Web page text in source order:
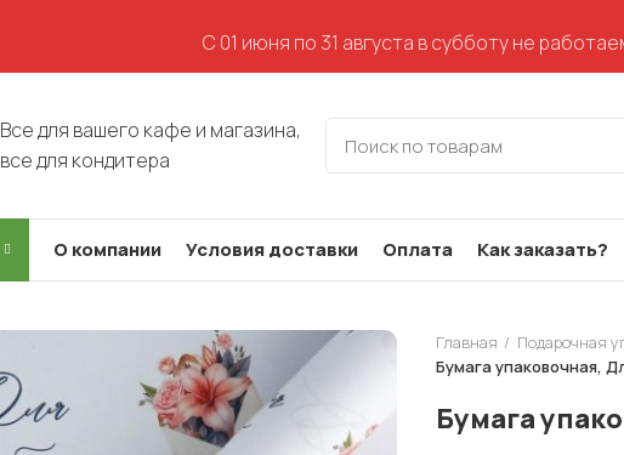
Все для вашего кафе и магазина,
все для кондитера
О компании Условия доставки Оплата Как заказать?
Главная Подарочная
Бумага упаковочная,
Бумага
С 01 июня по 31 августа в субботу не